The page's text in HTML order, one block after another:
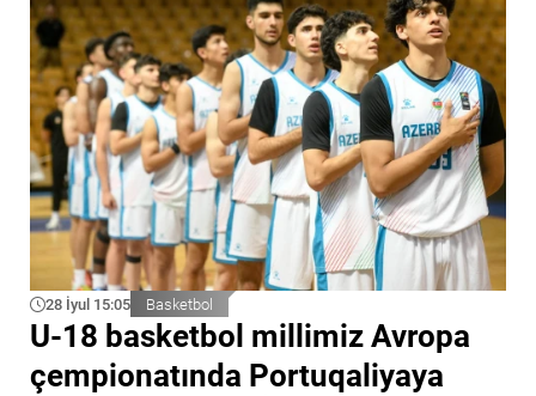
28 İyul 15:05 Basketbol
U-18 basketbol millimiz Avropa
çempionatında Portuqaliyaya